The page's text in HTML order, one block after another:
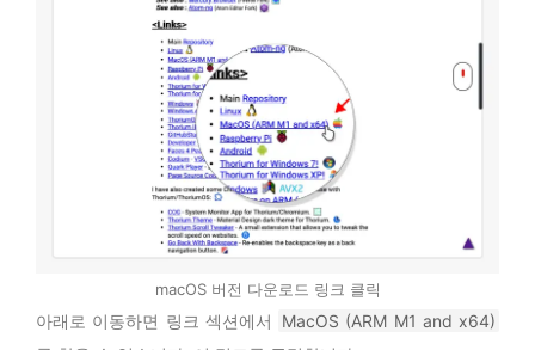
macOS 버전 다운로드 링크 클릭
아래로 이동하면 링크 섹션에서
MacOS (ARM M1 and x64)